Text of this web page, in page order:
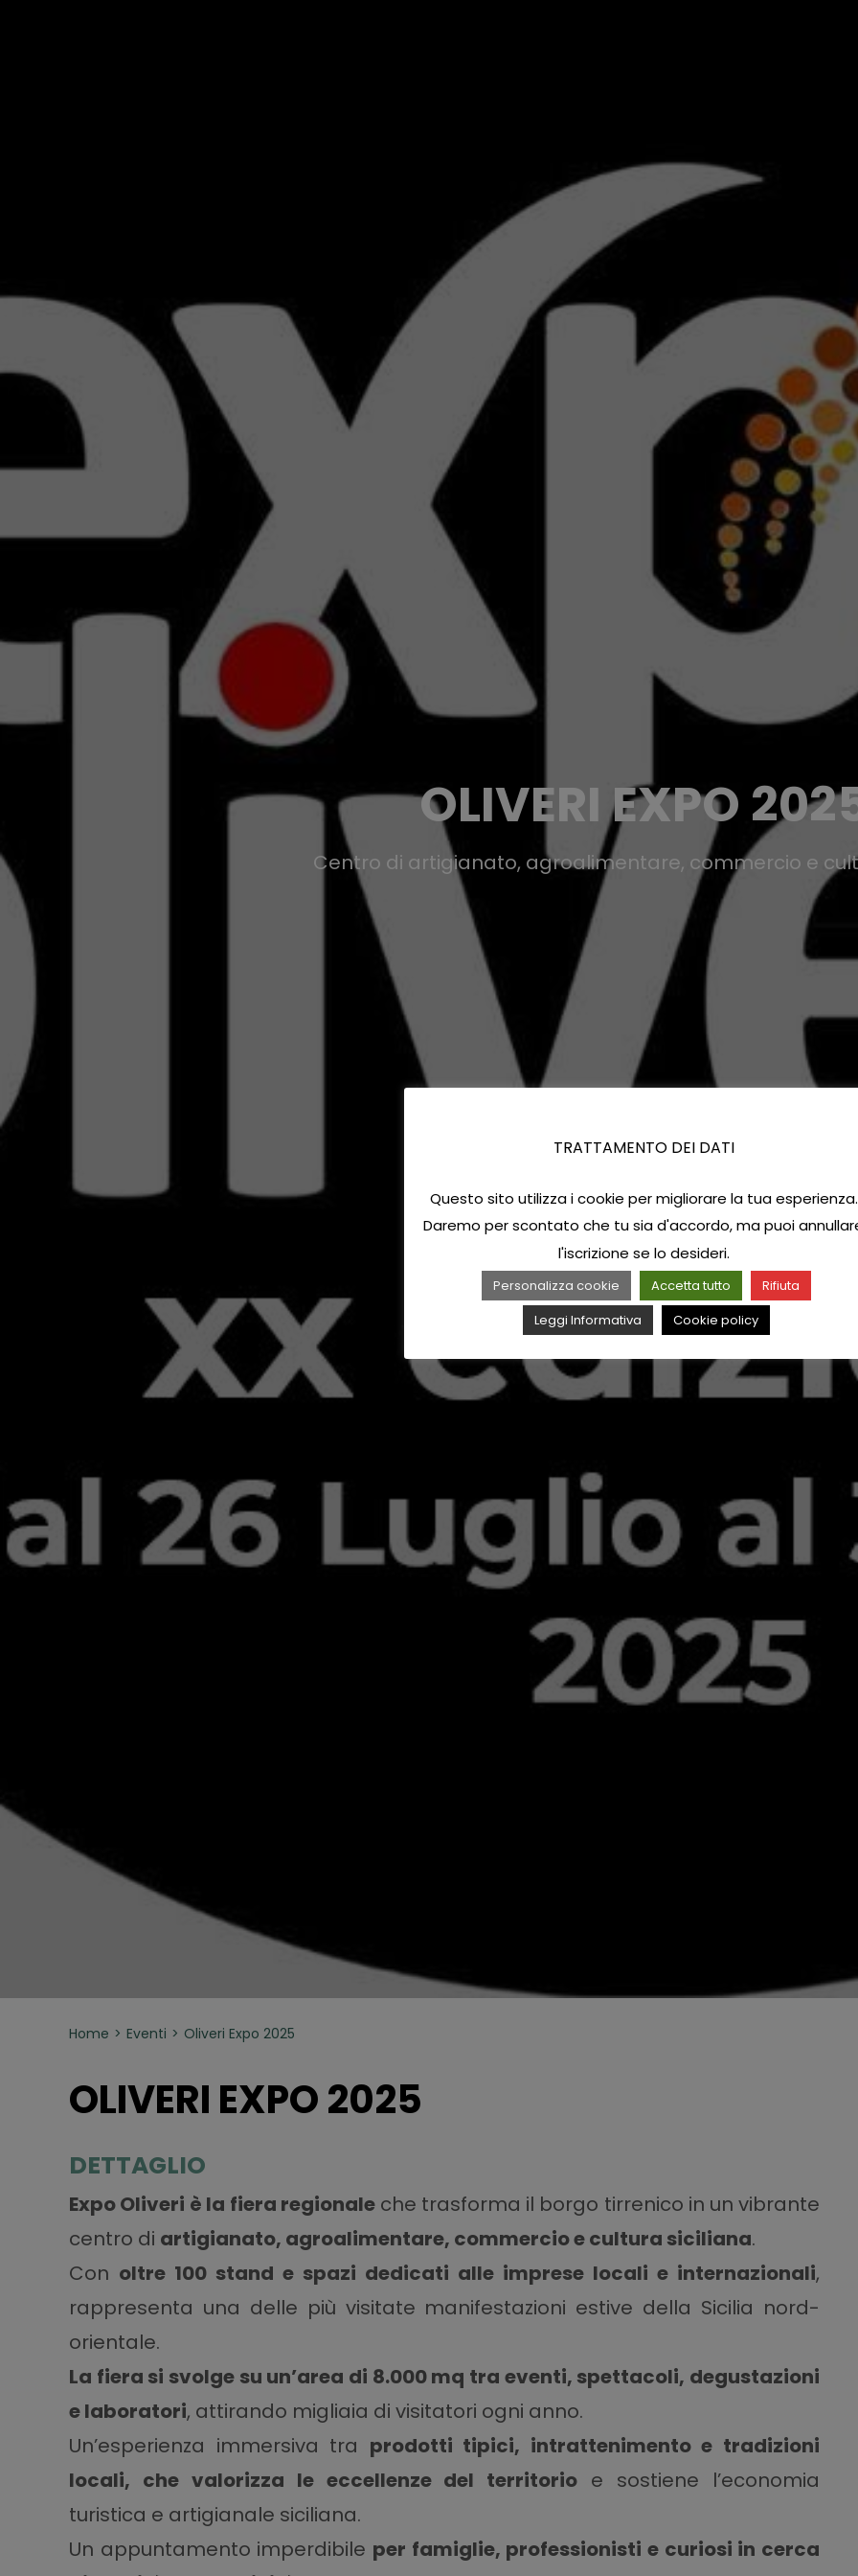
OLIVERI EXPO
Centro di artigianato, agroalimentare, commercio e
Home Eventi Oliveri Expo 2025
OLIVERI EXPO 2025
DETTAGLIO
Expo Oliveri è la fiera regionaleche trasforma il borgo tirrenico in un vibrante
centro di artigianato, agroalimentare, commercio e cultura siciliana.
Con oltre 100 stand e spazi dedicati alle imprese locali e internazionali,
rappresenta una delle più visitate manifestazioni estive della Sicilia nord-
orientale.
La fiera si svolge su un’area di 8.000 mq tra eventi, spettacoli, degustazioni
e laboratori, attirando migliaia di visitatori ogni anno.
Un’esperienza immersiva tra prodotti tipici, intrattenimento e tradizioni
locali, che valorizza le eccellenze del territorio e sostiene l’economia
turistica e artigianale siciliana.
Un appuntamento imperdibile per famiglie, professionisti e curiosi in cerca
TRATTAMENTO DEI DATI
Questo sito utilizza i cookie per migliorare la tua esperienza.
Daremo per scontato che tu sia d'accordo, ma puoi
l'iscrizione se lo desideri.
Personalizza cookie Accetta tutto
Rifiuta
Leggi Informativa
Cookie policy